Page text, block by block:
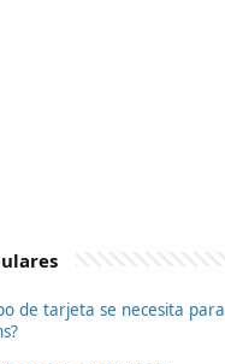
de tarjeta se necesita para